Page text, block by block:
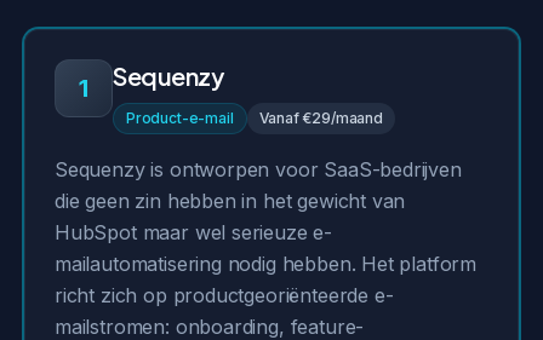
1 Sequenzy
Product-e-mail Vanaf €29/maand
Sequenzy is ontworpen voor SaaS-bedrijven
die geen zin hebben in het gewicht van
HubSpot maar wel serieuze e-
mailautomatisering nodig hebben. Het platform
richt zich op productgeoriënteerde e-
mailstromen: onboarding, feature-